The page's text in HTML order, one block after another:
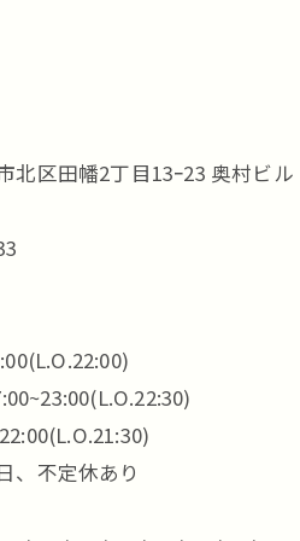
北区田幡2丁目13ｰ23 奥村ビル
、不定休あり